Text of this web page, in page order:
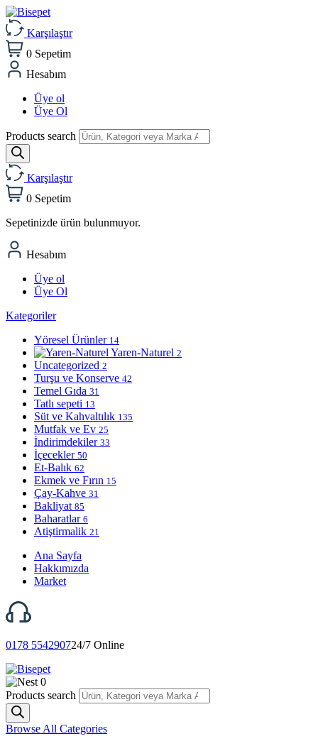
Karşılaştır
0 Sepetim
Hesabım
Üye ol
Üye Ol
Products search
Karşılaştır
0 Sepetim
Sepetinizde ürün bulunmuyor.
Hesabım
Üye ol
Üye Ol
Kategoriler
Yöresel Ürünler 14
Yaren-Naturel 2
Uncategorized 2
Turşu ve Konserve 42
Temel Gıda 31
Tatlı sepeti 13
Süt ve Kahvaltılık 135
Mutfak ve Ev 25
İndirimdekiler 33
İçecekler 50
Et-Balık 62
Ekmek ve Fırın 15
Çay-Kahve 31
Bakliyat 85
Baharatlar 6
Atiştirmalik 21
Ana Sayfa
Hakkımızda
Market
0178 554290724/7 Online
0
Products search
Browse All Categories